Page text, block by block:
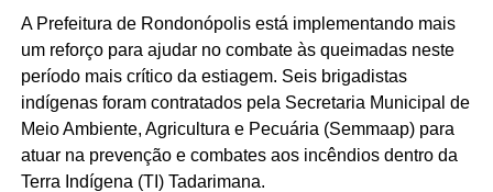
A Prefeitura de Rondonópolis está implementando mais
um reforço para ajudar no combate às queimadas neste
período mais crítico da estiagem. Seis brigadistas
indígenas foram contratados pela Secretaria Municipal de
Meio Ambiente, Agricultura e Pecuária (Semmaap) para
atuar na prevenção e combates aos incêndios dentro da
Terra Indígena (TI) Tadarimana.